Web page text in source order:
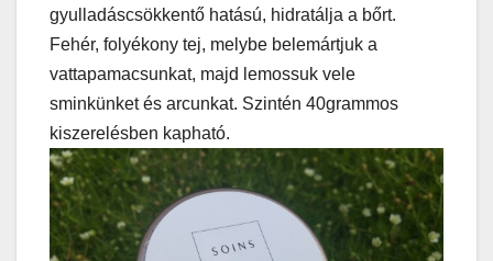
gyulladáscsökkentő hatású, hidratálja a bőrt.
Fehér, folyékony tej, melybe belemártjuk a
vattapamacsunkat, majd lemossuk vele
sminkünket és arcunkat. Szintén 40grammos
kiszerelésben kapható.